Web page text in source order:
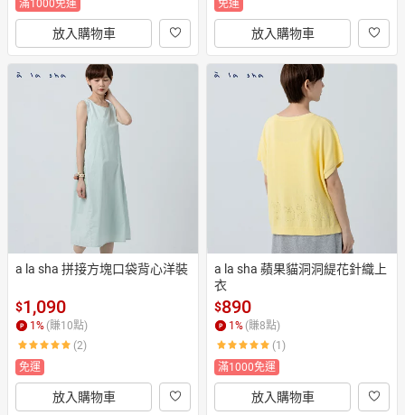
滿1000免運
放入購物車
免運
放入購物車
a la sha 拼接方塊口袋背心洋裝
$1,090
1% (賺10點)
(2)
免運
放入購物車
a la sha 蘋果貓洞洞緹花針織上
衣
$890
1% (賺8點)
(1)
滿1000免運
放入購物車